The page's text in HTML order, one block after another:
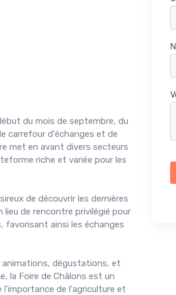
du mois de septembre, du
carrefour d'échanges et de
met en avant divers secteurs
riche et variée pour les
de découvrir les dernières
de rencontre privilégié pour
favorisant ainsi les échanges
animations, dégustations, et
la Foire de Châlons est un
de l'agriculture et